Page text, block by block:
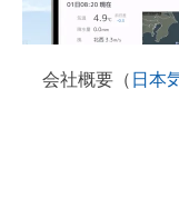
会社概要（ 日本